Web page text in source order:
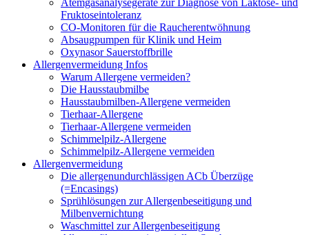
Atemgasanalysegeräte zur Diagnose von Laktose- und
Fruktoseintoleranz
CO-Monitoren für die Raucherentwöhnung
Absaugpumpen für Klinik und Heim
Oxynasor Sauerstoffbrille
Allergenvermeidung Infos
Warum Allergene vermeiden?
Die Hausstaubmilbe
Hausstaubmilben-Allergene vermeiden
Tierhaar-Allergene
Tierhaar-Allergene vermeiden
Schimmelpilz-Allergene
Schimmelpilz-Allergene vermeiden
Allergenvermeidung
Die allergenundurchlässigen ACb Überzüge
(=Encasings)
Sprühlösungen zur Allergenbeseitigung und
Milbenvernichtung
Waschmittel zur Allergenbeseitigung